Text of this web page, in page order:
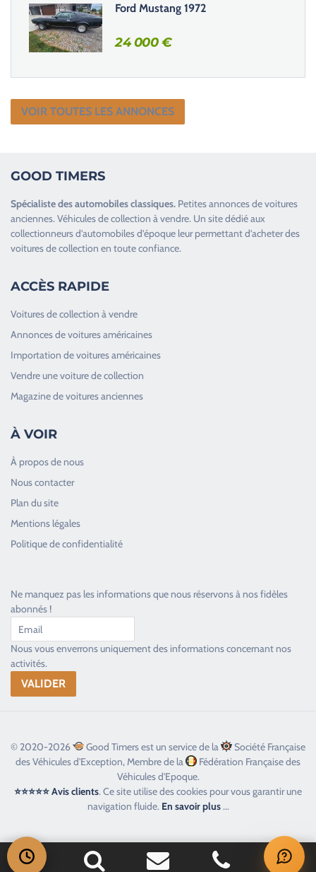
Ford Mustang 1972
24 000€
VOIR TOUTES LES ANNONCES
GOOD TIMERS
Spécialiste desautomobiles classiques. Petites annonces devoitures
anciennes.Véhicules de collection à vendre. Un site dédié aux
collectionneurs d’automobiles d’époque leur permettant d’acheter des
voitures de collection en toute confiance.
ACCÈS RAPIDE
Voitures de collection à vendre
Annonces de voitures américaines
Importation de voitures américaines
Vendre une voiture de collection
Magazine de voitures anciennes
À VOIR
À propos de nous
Nous contacter
Plan du site
Mentions légales
Politique de confidentialité
Ne manquez pas les informations que nous réservons à nos fidèles
abonnés !
Nous vous enverrons uniquement des informations concernant nos
activités.
© 2020-2026 Good Timers est un service de la
Société Française
des Véhicules d'Exception, Membre de la
Fédération Française des
Véhicules d'Epoque.
⭐⭐⭐⭐⭐ Avis clients. Ce site utilise des cookies pour vous garantir une
navigation fluide. En savoir plus...
Toujours heureux d'aider les passionnés